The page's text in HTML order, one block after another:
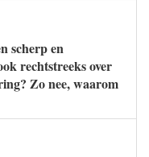
scherp en
rechtstreeks over
Zo nee, waarom